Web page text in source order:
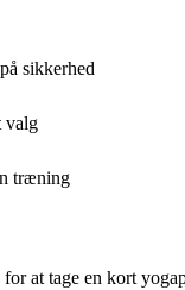
sikkerhed
valg
træning
at tage en kort